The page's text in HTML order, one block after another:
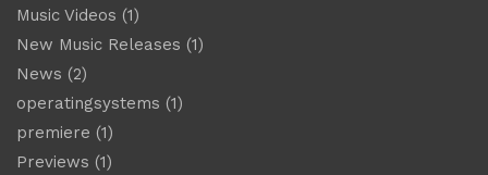
Music Videos (1)
New Music Releases (1)
News (2)
operatingsystems (1)
premiere (1)
Previews (1)